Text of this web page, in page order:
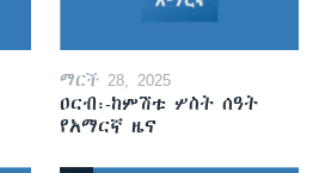
ማርች 28, 2025
ዐርብ፡-ከምሽቱ ሦስት ሰዓት
የአማርኛ ዜና